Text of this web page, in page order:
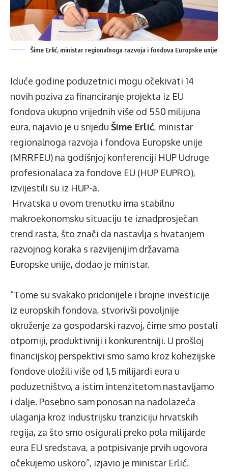
Šime Erlić, ministar regionalnoga razvoja i fondova Europske unije
Iduće godine poduzetnici mogu očekivati 14
novih poziva za financiranje projekta iz EU
fondova ukupno vrijednih više od 550 milijuna
eura, najavio je u srijedu Šime Erlić, ministar
regionalnoga razvoja i fondova Europske unije
(MRRFEU) na godišnjoj konferenciji HUP Udruge
profesionalaca za fondove EU (HUP EUPRO),
izvijestili su iz HUP-a.
Hrvatska u ovom trenutku ima stabilnu
makroekonomsku situaciju te iznadprosječan
trend rasta, što znači da nastavlja s hvatanjem
razvojnog koraka s razvijenijim državama
Europske unije, dodao je ministar.
“Tome su svakako pridonijele i brojne investicije
iz europskih fondova, stvorivši povoljnije
okruženje za gospodarski razvoj, čime smo postali
otporniji, produktivniji i konkurentniji. U prošloj
financijskoj perspektivi smo samo kroz kohezijske
fondove uložili više od 1,5 milijardi eura u
poduzetništvo, a istim intenzitetom nastavljamo
i dalje. Posebno sam ponosan na nadolazeća
ulaganja kroz industrijsku tranziciju hrvatskih
regija, za što smo osigurali preko pola milijarde
eura EU sredstava, a potpisivanje prvih ugovora
očekujemo uskoro“, izjavio je ministar Erlić.